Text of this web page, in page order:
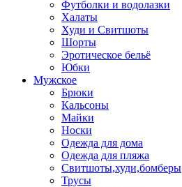
Футболки и водолазки
Халаты
Худи и Свитшоты
Шорты
Эротическое бельё
Юбки
Мужское
Брюки
Кальсоны
Майки
Носки
Одежда для дома
Одежда для пляжа
Свитшоты,худи,бомберы
Трусы